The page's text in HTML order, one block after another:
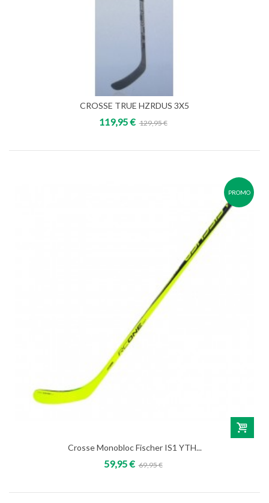
CROSSE TRUE HZRDUS 3X5
119,95 € 129,95 €
PROMO
Crosse Monobloc Fischer IS1 YTH...
59,95 € 69,95 €